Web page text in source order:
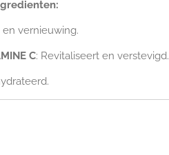
vernieuwing.
C: Revitaliseert en verstevigd.